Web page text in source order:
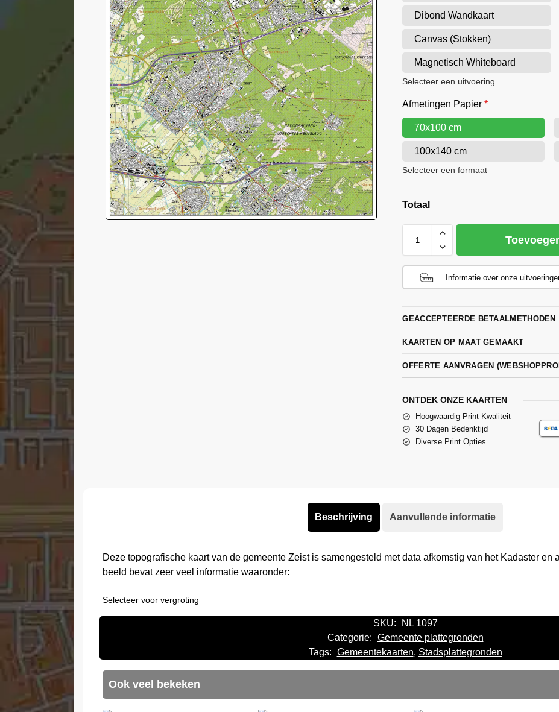
Dibond Wandkaart
Canvas (Stokken)
Magnetisch Whiteboard
Selecteer een uitvoering
Afmetingen Papier *
70x100 cm
100x140 cm
Selecteer een formaat
Totaal
Informatie over onze
GEACCEPTEERDE BETAALMETHODEN
KAARTEN OP MAAT GEMAAKT
OFFERTE AANVRAGEN
ONTDEK ONZE KAARTEN
Hoogwaardig Print Kwaliteit
30 Dagen Bedenktijd
Diverse Print Opties
Beschrijving Aanvullende informatie
Deze topografische kaart van de gemeente Zeist is samengesteld met data afkomstig van het Kadaster en
beeld bevat zeer veel informatie waaronder:
Selecteer voor vergroting
SKU:
NL 1097
Categorie: Gemeente plattegronden
Tags: Gemeentekaarten, Stadsplattegronden
Ook veel bekeken